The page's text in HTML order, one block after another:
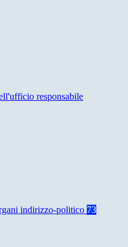
responsabile
indirizzo-politico 73